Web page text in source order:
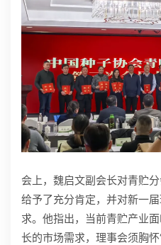
会上，魏启文副会长对青贮
给予了充分肯定，并对新一
求。他指出，当前青贮产业
长的市场需求，理事会须胸